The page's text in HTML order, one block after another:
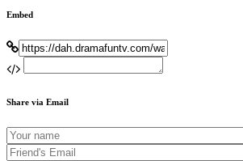
Embed
Share via Email